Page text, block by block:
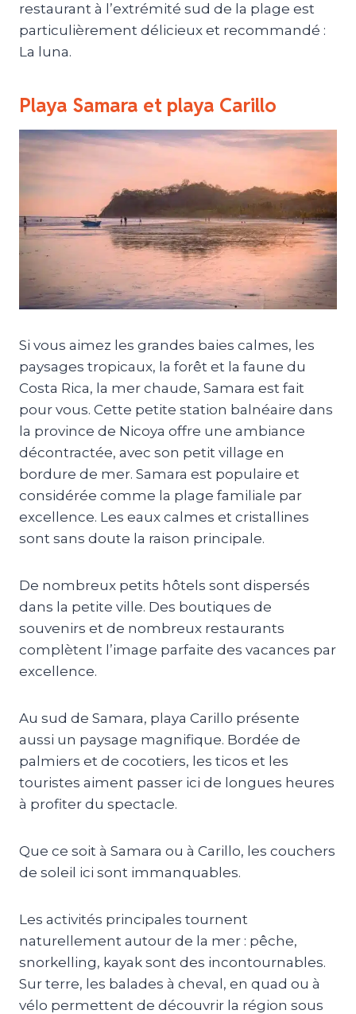
restaurant à l’extrémité sud de la plage est
particulièrement délicieux et recommandé :
La luna.
Playa Samara et playa Carillo
Si vous aimez les grandes baies calmes, les
paysages tropicaux, la forêt et la faune du
Costa Rica, la mer chaude, Samara est fait
pour vous. Cette petite station balnéaire dans
la province de Nicoya offre une ambiance
décontractée, avec son petit village en
bordure de mer. Samara est populaire et
considérée comme la plage familiale par
excellence. Les eaux calmes et cristallines
sont sans doute la raison principale.
De nombreux petits hôtels sont dispersés
dans la petite ville. Des boutiques de
souvenirs et de nombreux restaurants
complètent l’image parfaite des vacances par
excellence.
Au sud de Samara, playa Carillo présente
aussi un paysage magnifique. Bordée de
palmiers et de cocotiers, les ticos et les
touristes aiment passer ici de longues heures
à profiter du spectacle.
Que ce soit à Samara ou à Carillo, les couchers
de soleil ici sont immanquables.
Les activités principales tournent
naturellement autour de la mer : pêche,
snorkelling, kayak sont des incontournables.
Sur terre, les balades à cheval, en quad ou à
vélo permettent de découvrir la région sous